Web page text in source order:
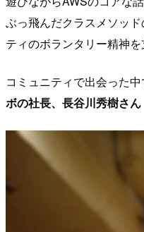
ぶっ飛んだクラスメソッ
ティのボランタリー精神を
コミュニティで出会った中
ボの社長、長谷川秀樹さん